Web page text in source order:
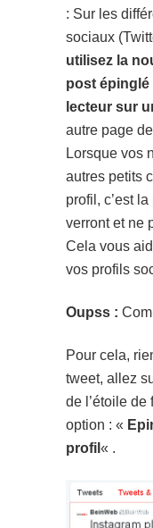
: Sur les
sociaux
utilisez la
post
lecteur sur
autre page
Lorsque vos
autres petits
profil, c’est
verront et ne
Cela vous
vos profils
Oupss :
Pour cela,
tweet, allez
de l’étoile de
option : «
profil « .